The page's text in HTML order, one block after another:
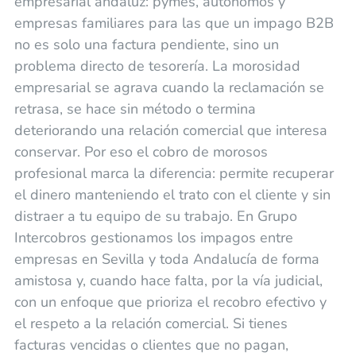
empresas familiares para las que un impago B2B
no es solo una factura pendiente, sino un
problema directo de tesorería. La morosidad
empresarial se agrava cuando la reclamación se
retrasa, se hace sin método o termina
deteriorando una relación comercial que interesa
conservar. Por eso el cobro de morosos
profesional marca la diferencia: permite recuperar
el dinero manteniendo el trato con el cliente y sin
distraer a tu equipo de su trabajo. En Grupo
Intercobros gestionamos los impagos entre
empresas en Sevilla y toda Andalucía de forma
amistosa y, cuando hace falta, por la vía judicial,
con un enfoque que prioriza el recobro efectivo y
el respeto a la relación comercial. Si tienes
facturas vencidas o clientes que no pagan,